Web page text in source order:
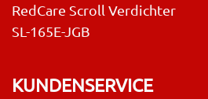
RedCare Scroll Verdichter
SL-165E-JGB
KUNDENSERVICE